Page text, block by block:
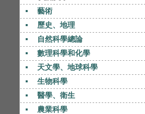
藝術
歷史、地理
自然科學總論
數理科學和化學
天文學、地球科學
生物科學
醫學、衛生
農業科學